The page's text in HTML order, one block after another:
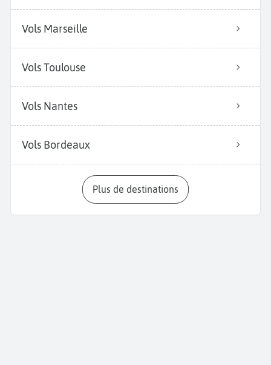
Vols Marseille
Vols Toulouse
Vols Nantes
Vols Bordeaux
Plus de destinations